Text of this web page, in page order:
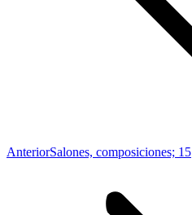
AnteriorProyecto
Salones, composiciones; 15